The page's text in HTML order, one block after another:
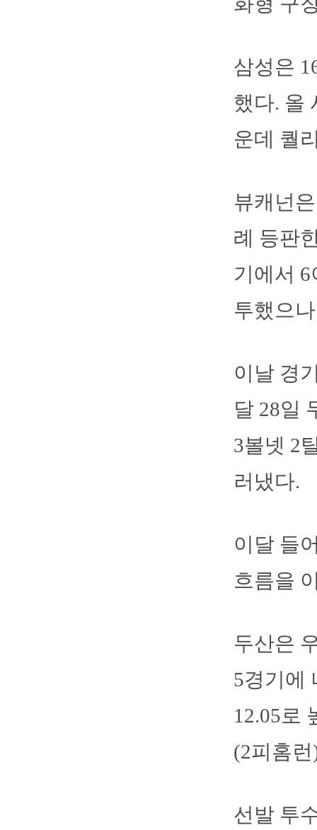
삼성은
했다. 올
운데 퀄
뷰캐넌
례 등판
기에서
투했으
이날 경
달 28일
3볼넷 2
러냈다.
이달 들
흐름을
두산은
5경기에
12.05로
(2피홈
선발 투